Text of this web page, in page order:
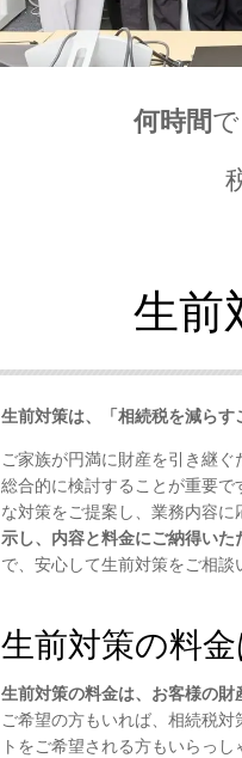
何時間
生前
生前対策は、「相続税を減らす
ご家族が円満に財産を引き継
総合的に検討することが重要
な対策をご提案し、業務内容に
示し、内容と料金にご納得いた
で、安心して生前対策をご相談
生前対策の料
生前対策の料金は、お客様の財
ご希望の方もいれば、相続税
トをご希望される方もいらっし